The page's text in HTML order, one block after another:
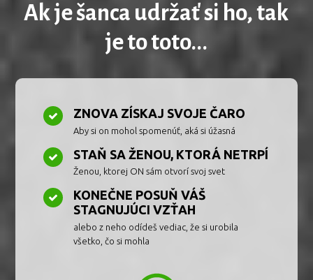
Ak je šanca udržať si ho, tak
je to toto...
ZNOVA ZÍSKAJ SVOJE ČARO
Aby si on mohol spomenúť, aká si úžasná
STAŇ SA ŽENOU, KTORÁ NETRPÍ
Ženou, ktorej ON sám otvorí svoj svet
KONEČNE POSUŇ VÁŠ
STAGNUJÚCI VZŤAH
alebo z neho odídeš vediac, že si urobila
všetko, čo si mohla